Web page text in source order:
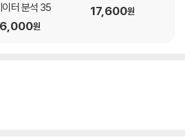
이터 분석 35
원
17,600원